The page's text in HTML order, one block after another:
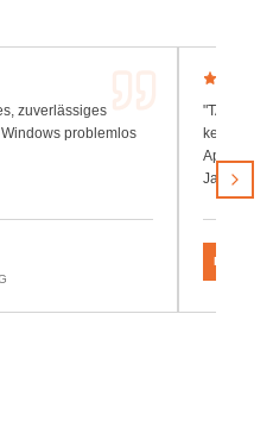
zuverlässiges
Windows problemlos
"
kennen.
Apple.
Jahren
KH